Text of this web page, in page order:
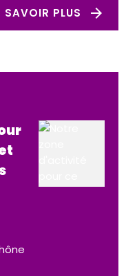
SAVOIR PLUS arrow_forward